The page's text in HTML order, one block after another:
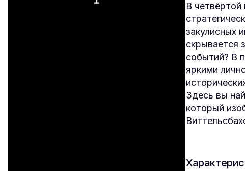
В четвёртой
закулисных
скрывается
событий? В
яркими
Здесь вы
который